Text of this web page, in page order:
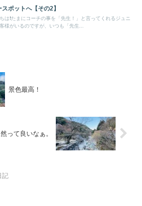
スポットへ【その2】
は❗️たまにコーチの事を「先生！」と言ってくれるジュニ
様がいるのですが、いつも「先生...
景色最高！
って良いなぁ。
記